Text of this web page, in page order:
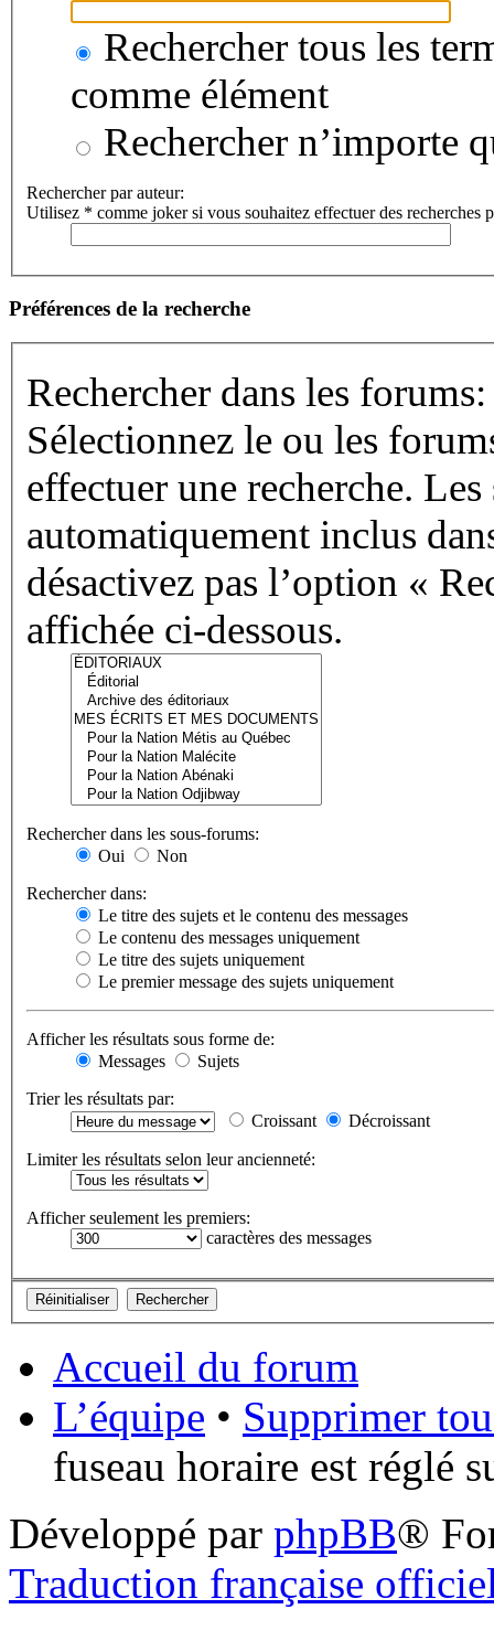
Rechercher tous les
comme élément
Rechercher n’importe
Rechercher par auteur:
Utilisez * comme joker si vous souhaitez effectuer des recherches
Préférences de la recherche
Rechercher dans les forums:
Sélectionnez le ou les
effectuer une recherche.
automatiquement inclus
désactivez pas l’option «
affichée ci-dessous.
Rechercher dans les sous-forums:
Oui
Non
Rechercher dans:
Le titre des sujets et le contenu des messages
Le contenu des messages uniquement
Le titre des sujets uniquement
Le premier message des sujets uniquement
Afficher les résultats sous forme de:
Messages
Sujets
Trier les résultats par:
Croissant
Décroissant
Limiter les résultats selon leur ancienneté:
Afficher seulement les premiers:
caractères des messages
Accueil du forum
L’équipe • Supprimer
fuseau horaire est réglé
Développé par phpBB®
Traduction française